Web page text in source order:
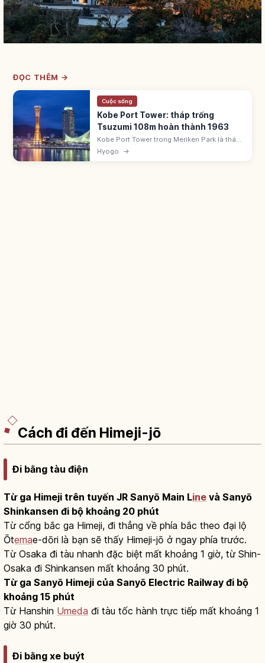
ĐỌC THÊM →
Cuộc sống
Kobe Port Tower: tháp trống
Tsuzumi 108m hoàn thành 1963
Kobe Port Tower trong Meriken Park là tháp
108m hoàn thành 1963, hình trống tsuzumi.
Tháp đầu tiên thế giới có cấu trúc dạng ống.
Hyogo →
Cách đi đến Himeji-jō
Đi bằng tàu điện
Từ ga Himeji trên tuyến JR Sanyō Main Line và Sanyō
Shinkansen đi bộ khoảng 20 phút
Từ cổng bắc ga Himeji, đi thẳng về phía bắc theo đại lộ
Ōtemae-dōri là bạn sẽ thấy Himeji-jō ở ngay phía trước.
Từ Osaka đi tàu nhanh đặc biệt mất khoảng 1 giờ, từ Shin-
Osaka đi Shinkansen mất khoảng 30 phút.
Từ ga Sanyō Himeji của Sanyō Electric Railway đi bộ
khoảng 15 phút
Từ Hanshin Umeda đi tàu tốc hành trực tiếp mất khoảng 1
giờ 30 phút.
Đi bằng xe buýt